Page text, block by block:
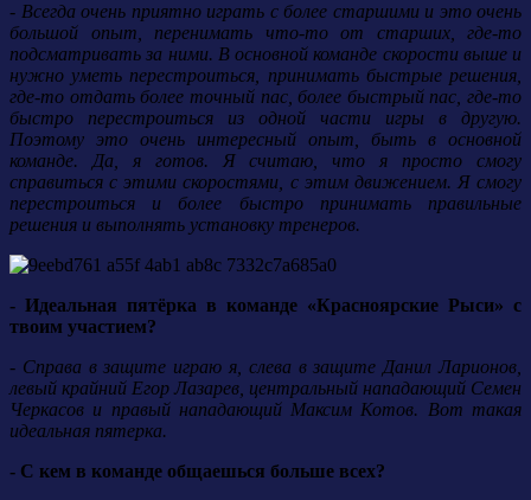
- Всегда очень приятно играть с более старшими и это очень
большой опыт, перенимать что-то от старших, где-то
подсматривать за ними. В основной команде скорости выше и
нужно уметь перестроиться, принимать быстрые решения,
где-то отдать более точный пас, более быстрый пас, где-то
быстро перестроиться из одной части игры в другую.
Поэтому это очень интересный опыт, быть в основной
команде. Да, я готов. Я считаю, что я просто смогу
справиться с этими скоростями, с этим движением. Я смогу
перестроиться и более быстро принимать правильные
решения и выполнять установку тренеров.
- Идеальная пятёрка в команде «Красноярские Рыси» с
твоим участием?
- Справа в защите играю я, слева в защите Данил Ларионов,
левый крайний Егор Лазарев, центральный нападающий Семен
Черкасов и правый нападающий Максим Котов. Вот такая
идеальная пятерка.
- С кем в команде общаешься больше всех?